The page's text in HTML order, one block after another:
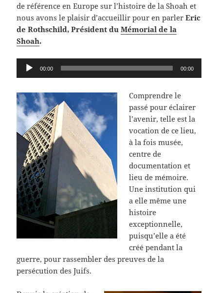
de référence en Europe sur l’histoire de la Shoah et
nous avons le plaisir d’accueillir pour en parlerEric
de Rothschild, Président duMémorial de la
Shoah.
Lecteur
audio
00:00 00:00
Comprendre le
passé pour éclairer
l’avenir, telle est la
vocation de ce lieu,
à la fois musée,
centre de
documentation et
lieu de mémoire.
Une institution qui
a elle même une
histoire
exceptionnelle,
puisqu’elle a été
créé pendant la
guerre, pour rassembler des preuves de la
persécution des Juifs.